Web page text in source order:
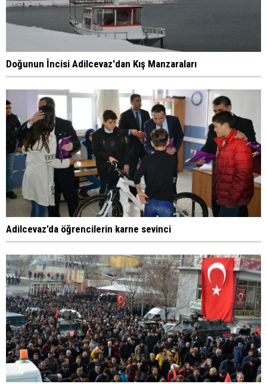
Doğunun İncisi Adilcevaz'dan Kış Manzaraları
Adilcevaz’da öğrencilerin karne sevinci